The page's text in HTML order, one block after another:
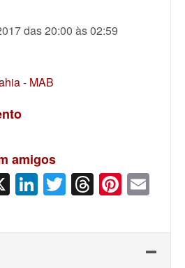
das 20:00 às 02:59
- MAB
amigos
X LinkedIn
Twitter
Threads